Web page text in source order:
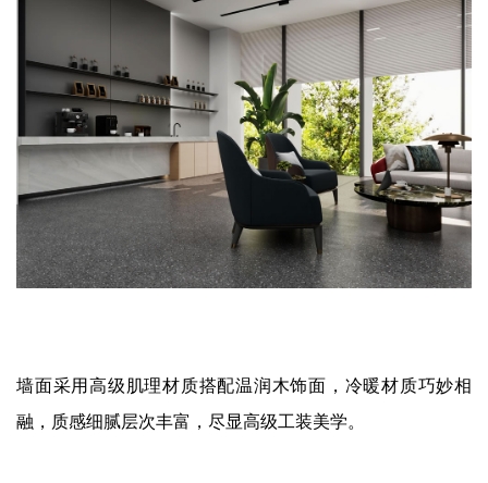
墙面采用高级肌理材质搭配温润木饰面，冷暖材质巧妙相
融，质感细腻层次丰富，尽显高级工装美学。